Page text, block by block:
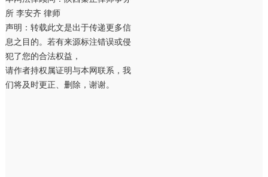
所 李安齐 律师
声明：转载此文是出于传递更多信
息之目的。若有来源标注错误或侵
犯了您的合法权益，
请作者持权属证明与本网联系，我
们将及时更正、删除，谢谢。